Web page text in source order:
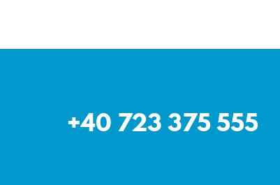
+40 723 375 555